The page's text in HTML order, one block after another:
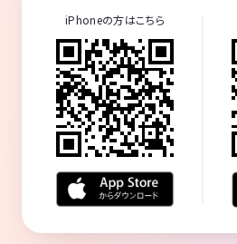
iPhoneの方はこちら